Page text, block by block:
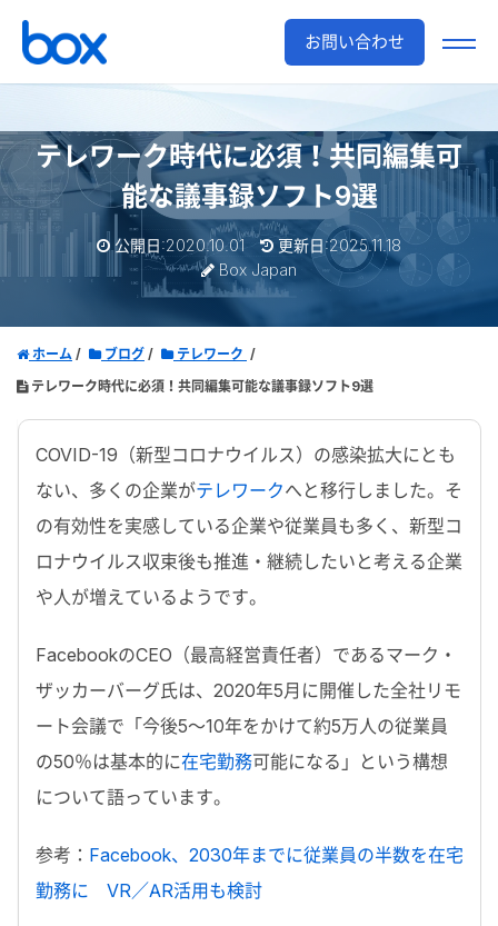
お問い合わせ
テレワーク時代に必須！共同編集可
能な議事録ソフト9選
公開日:2020.10.01
更新日:2025.11.18
Box Japan
ホーム ブログ
テレワーク
テレワーク時代に必須！共同編集可能な議事録ソフト9選
COVID-19（新型コロナウイルス）の感染拡大にとも
ない、多くの企業がテレワークへと移行しました。そ
の有効性を実感している企業や従業員も多く、新型コ
ロナウイルス収束後も推進・継続したいと考える企業
や人が増えているようです。
FacebookのCEO（最高経営責任者）であるマーク・
ザッカーバーグ氏は、2020年5月に開催した全社リモ
ート会議で「今後5～10年をかけて約5万人の従業員
の50％は基本的に在宅勤務可能になる」という構想
について語っています。
参考： Facebook、2030年までに従業員の半数を在宅
勤務に VR／AR活用も検討